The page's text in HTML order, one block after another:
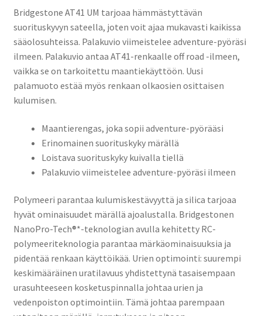
Bridgestone AT41 UM tarjoaa hämmästyttävän
suorituskyvyn sateella, joten voit ajaa mukavasti kaikissa
sääolosuhteissa. Palakuvio viimeistelee adventure-pyöräsi
ilmeen. Palakuvio antaa AT41-renkaalle off road -ilmeen,
vaikka se on tarkoitettu maantiekäyttöön. Uusi
palamuoto estää myös renkaan olkaosien osittaisen
kulumisen.
Maantierengas, joka sopii adventure-pyörääsi
Erinomainen suorituskyky märällä
Loistava suorituskyky kuivalla tiellä
Palakuvio viimeistelee adventure-pyöräsi ilmeen
Polymeeri parantaa kulumiskestävyyttä ja silica tarjoaa
hyvät ominaisuudet märällä ajoalustalla. Bridgestonen
NanoPro-Tech®*-teknologian avulla kehitetty RC-
polymeeriteknologia parantaa märkäominaisuuksia ja
pidentää renkaan käyttöikää. Urien optimointi: suurempi
keskimääräinen uratilavuus yhdistettynä tasaisempaan
urasuhteeseen kosketuspinnalla johtaa urien ja
vedenpoiston optimointiin. Tämä johtaa parempaan